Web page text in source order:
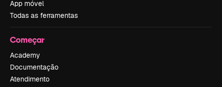
App móvel
Todas as ferramentas
Começar
Academy
Documentação
Atendimento